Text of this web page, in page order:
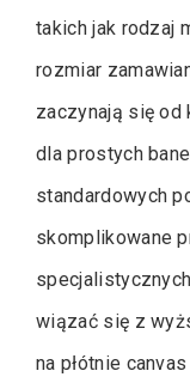
takich jak rodzaj
rozmiar
zaczynają się od
dla prostych
standardowych
skomplikowane
wiązać się z
na płótnie